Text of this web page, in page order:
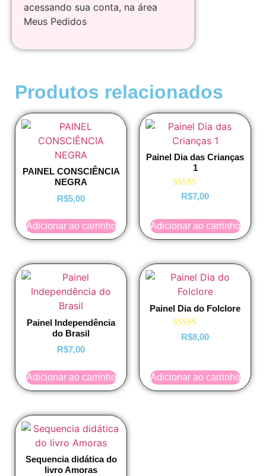
acessando sua conta, na área
Meus Pedidos
Produtos relacionados
PAINEL CONSCIÊNCIA
NEGRA
R$5,00
Adicionar ao carrinho
Painel Dia das Crianças
1
Avaliação
4.75
R$7,00
Adicionar ao carrinho
Painel Independência
do Brasil
R$7,00
Adicionar ao carrinho
Painel Dia do Folclore
Avaliação
5.00
R$8,00
Adicionar ao carrinho
Sequencia didática do
livro Amoras